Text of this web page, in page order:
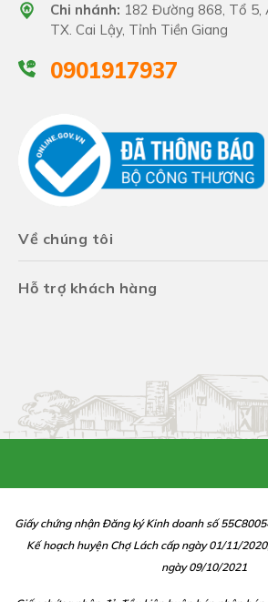
Chi nhánh: 182 Đường 868, Tổ 5,
TX. Cai Lậy, Tỉnh Tiền Giang
0901917937
Về chúng tôi
Hỗ trợ khách hàng
Giấy chứng nhận Đăng ký Kinh doanh số
Kế hoạch huyện Chợ Lách cấp ngày 01/11/
ngày 09/10/2021